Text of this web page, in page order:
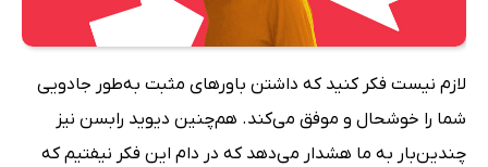
لازم نیست فکر کنید که داشتن باورهای مثبت به‌طور جادویی
شما را خوشحال و موفق می‌کند. هم‌چنین دیوید رابسن نیز
چندین‌بار به ما هشدار می‌دهد که در دام این فکر نیفتیم که